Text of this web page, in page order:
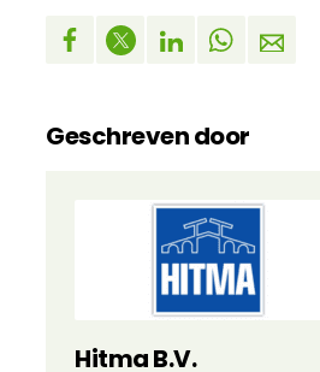
Geschreven door
Hitma B.V.